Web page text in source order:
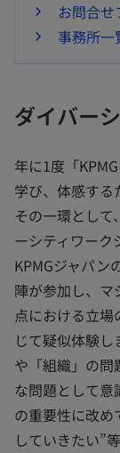
お問合せ
事務所一
ダイバー
年に1度「
学び、体感する
その一環として
ーシティワーク
KPMGジャパン
陣が参加し、マ
点における立場
じて疑似体験し
や「組織」の
な問題として意
の重要性に改め
していきたい”